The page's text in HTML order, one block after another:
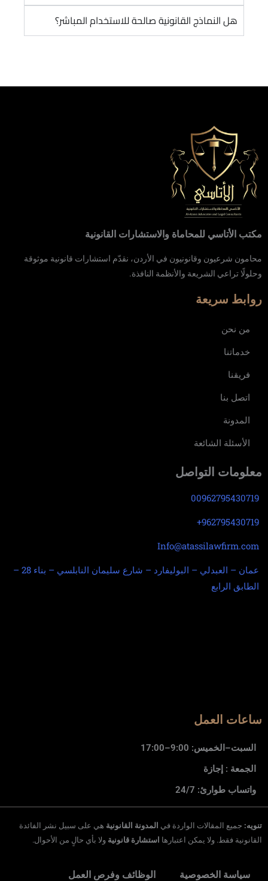
هل النماذج القانونية صالحة للاستخدام المباشر؟
مكتب الأتاسي للمحاماة والاستشارات القانونية
محامون شرعيون وقانونيون في الأردن، نقدّم استشارات قانونية موثوقة
وحلولًا تراعي الشريعة والأنظمة النافذة.
روابط سريعة
من نحن
خدماتنا
فريقنا
اتصل بنا
المدونة
الأسئلة الشائعة
معلومات التواصل
00962795430719
962795430719+
Info@atassilawfirm.com
عمان – العبدلي – البوليفارد – شارع سليمان النابلسي – بناء 28 –
الطابق الرابع
ساعات العمل
السبت–الخميس: 9:00–17:00
الجمعة : إجازة
واتساب طوارئ: 24/7
تنويه: جميع المقالات الواردة في المدونة القانونية هي على سبيل نشر الفائدة
القانونية فقط. ولا يمكن اعتبارها استشارة قانونية ولا بأي حالٍ من الأحوال.
سياسة الخصوصية الوظائف وفرص العمل